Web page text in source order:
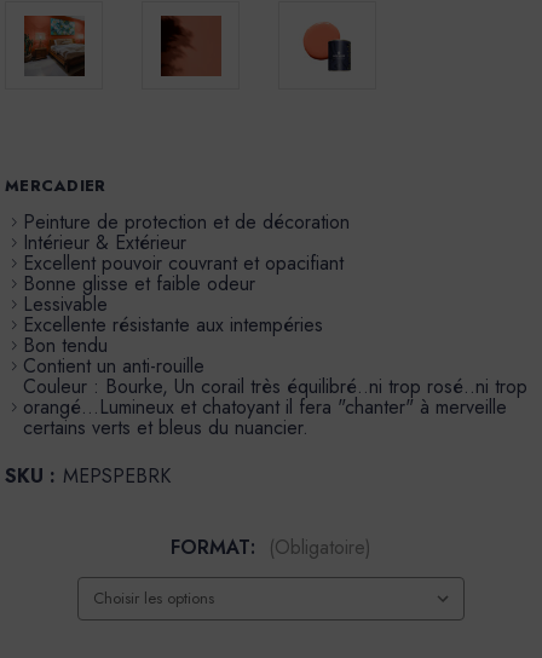
MERCADIER
Peinture de protection et de décoration
Intérieur & Extérieur
Excellent pouvoir couvrant et opacifiant
Bonne glisse et faible odeur
Lessivable
Excellente résistante aux intempéries
Bon tendu
Contient un anti-rouille
Couleur : Bourke, Un corail très équilibré..ni trop rosé..ni trop
orangé…Lumineux et chatoyant il fera "chanter" à merveille
certains verts et bleus du nuancier.
SKU : MEPSPEBRK
FORMAT: (Obligatoire)